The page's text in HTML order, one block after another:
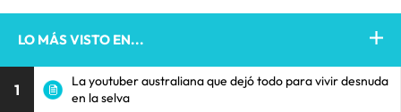
LO MÁS VISTO EN...
1
La youtuber australiana que dejó todo para vivir desnuda
en la selva